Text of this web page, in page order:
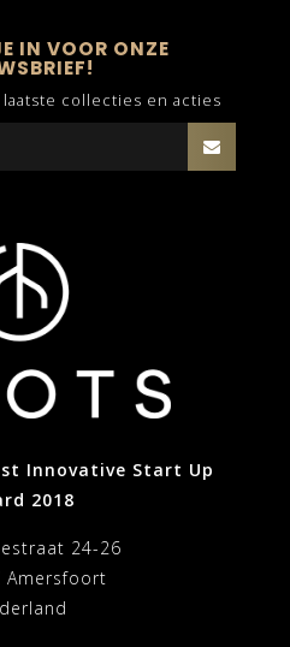
IN VOOR ONZE
collecties en acties
Innovative Start Up
2018
24-26
Amersfoort